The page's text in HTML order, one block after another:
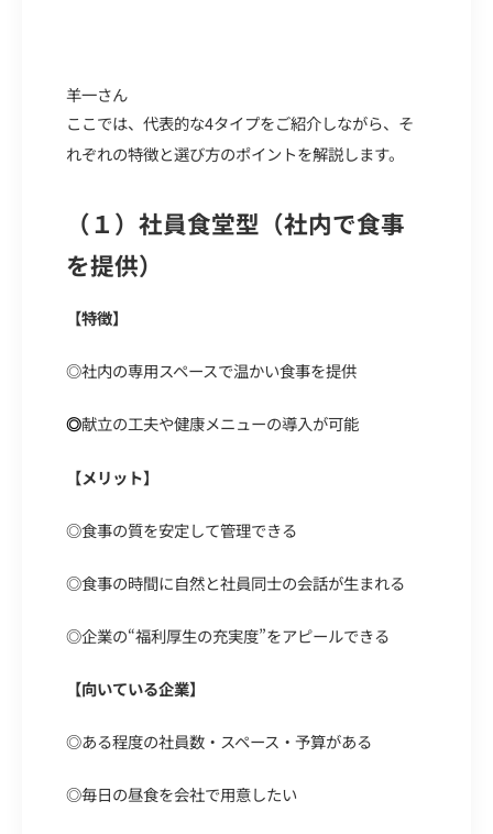
羊一さん
ここでは、代表的な4タイプをご紹介しながら、そ
れぞれの特徴と選び方のポイントを解説します。
（１）社員食堂型（社内で食事
を提供）
【特徴】
◎社内の専用スペースで温かい食事を提供
◎献立の工夫や健康メニューの導入が可能
【メリット】
◎食事の質を安定して管理できる
◎食事の時間に自然と社員同士の会話が生まれる
◎企業の“福利厚生の充実度”をアピールできる
【向いている企業】
◎ある程度の社員数・スペース・予算がある
◎毎日の昼食を会社で用意したい